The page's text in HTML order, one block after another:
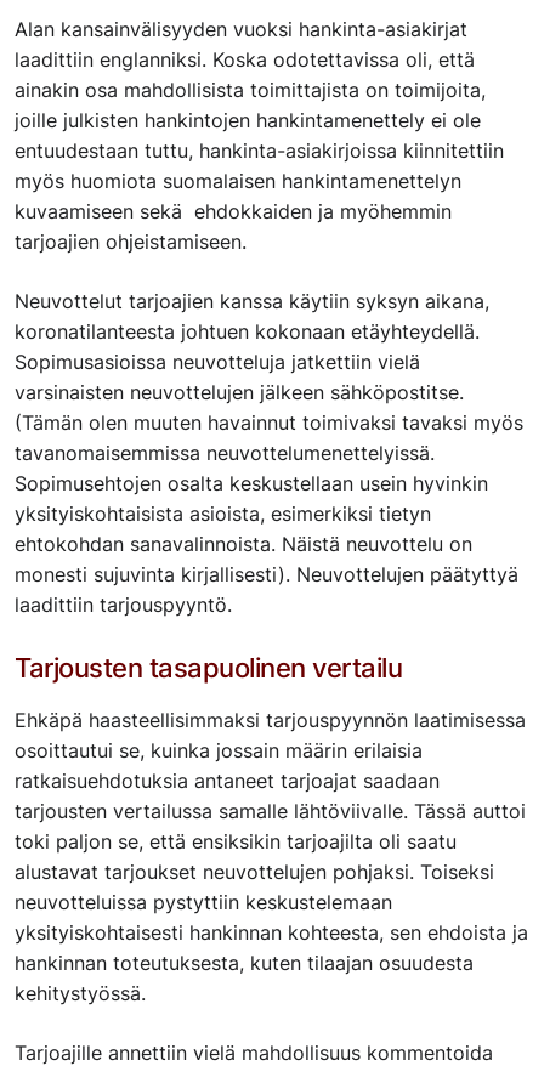
Alan kansainvälisyyden vuoksi hankinta-asiakirjat
laadittiin englanniksi. Koska odotettavissa oli, että
ainakin osa mahdollisista toimittajista on toimijoita,
joille julkisten hankintojen hankintamenettely ei ole
entuudestaan tuttu, hankinta-asiakirjoissa kiinnitettiin
myös huomiota suomalaisen hankintamenettelyn
kuvaamiseen sekä ehdokkaiden ja myöhemmin
tarjoajien ohjeistamiseen.
Neuvottelut tarjoajien kanssa käytiin syksyn aikana,
koronatilanteesta johtuen kokonaan etäyhteydellä.
Sopimusasioissa neuvotteluja jatkettiin vielä
varsinaisten neuvottelujen jälkeen sähköpostitse.
(Tämän olen muuten havainnut toimivaksi tavaksi myös
tavanomaisemmissa neuvottelumenettelyissä.
Sopimusehtojen osalta keskustellaan usein hyvinkin
yksityiskohtaisista asioista, esimerkiksi tietyn
ehtokohdan sanavalinnoista. Näistä neuvottelu on
monesti sujuvinta kirjallisesti). Neuvottelujen päätyttyä
laadittiin tarjouspyyntö.
Tarjousten tasapuolinen vertailu
Ehkäpä haasteellisimmaksi tarjouspyynnön laatimisessa
osoittautui se, kuinka jossain määrin erilaisia
ratkaisuehdotuksia antaneet tarjoajat saadaan
tarjousten vertailussa samalle lähtöviivalle. Tässä auttoi
toki paljon se, että ensiksikin tarjoajilta oli saatu
alustavat tarjoukset neuvottelujen pohjaksi. Toiseksi
neuvotteluissa pystyttiin keskustelemaan
yksityiskohtaisesti hankinnan kohteesta, sen ehdoista ja
hankinnan toteutuksesta, kuten tilaajan osuudesta
kehitystyössä.
Tarjoajille annettiin vielä mahdollisuus kommentoida